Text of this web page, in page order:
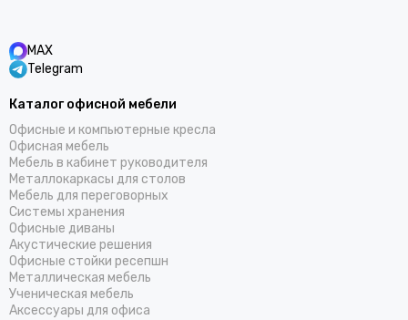
MAX
Telegram
Каталог офисной мебели
Офисные и компьютерные кресла
Офисная мебель
Мебель в кабинет руководителя
Металлокаркасы для столов
Мебель для переговорных
Системы хранения
Офисные диваны
Акустические решения
Офисные стойки ресепшн
Металлическая мебель
Ученическая мебель
Аксессуары для офиса